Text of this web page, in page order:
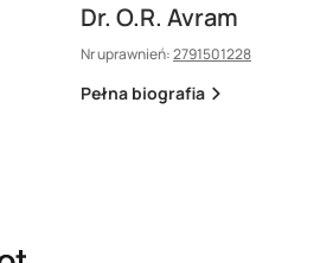
Dr. O.R. Avram
Nr uprawnień:2791501228
Pełna biografia